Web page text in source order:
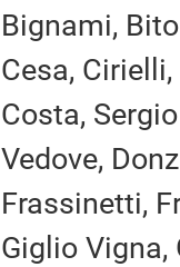
Bignami,
Cesa,
Costa,
Vedove,
Frassinetti,
Giglio Vigna,